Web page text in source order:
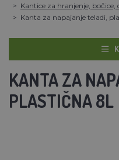
Kantice za hranjenje, bočice,
Kanta za napajanje teladi,
KANTA ZA
PLASTIČNA 8L